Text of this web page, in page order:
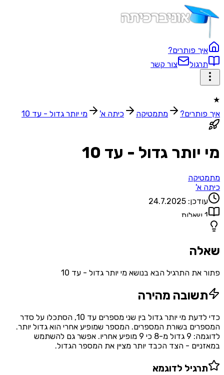
פותרים?
צור קשר
מתמטיקה כיתה א' מי יותר גדול - עד 10
גדול - עד 10
א'
24.7.2025
שאלות
התרגיל הבא בנושא מי יותר גדול - עד 10
מהירה
כדי לדעת מי יותר גדול בין שני מספרים עד 10, הסתכלו על סדר
בשורת המספרים. המספר שמופיע אחרי הוא גדול יותר.
לדוגמה: 9 גדול מ-8 כי 9 מופיע אחריו. אפשר גם להשתמש
- הצד הכבד יותר מציין את המספר הגדול.
לדוגמא